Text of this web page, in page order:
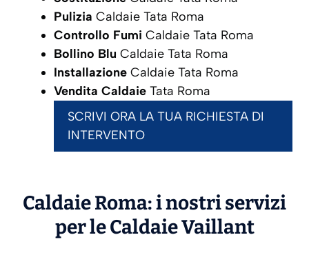
Pulizia Caldaie Tata Roma
Controllo Fumi Caldaie Tata Roma
Bollino Blu Caldaie Tata Roma
Installazione Caldaie Tata Roma
Vendita Caldaie Tata Roma
SCRIVI ORA LA TUA RICHIESTA DI
INTERVENTO
Caldaie Roma: i nostri servizi
per le CaldaieVaillant